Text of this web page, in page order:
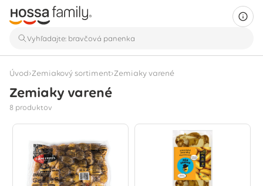
Úvod›Zemiakový sortiment›Zemiaky varené
Zemiaky varené
8 produktov